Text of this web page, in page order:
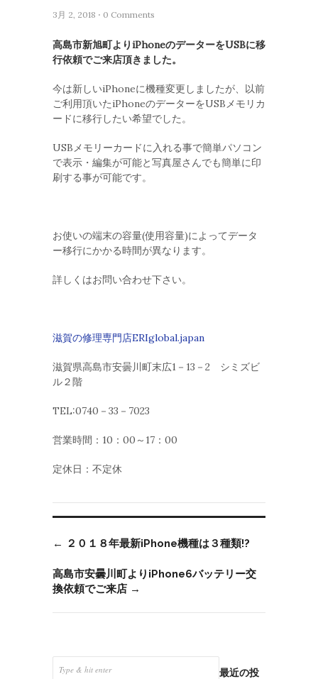
3月 2, 2018 ⋅ 0 Comments
高島市新旭町よりiPhoneのデーターをUSBに移
行依頼でご来店頂きました。
今は新しいiPhoneに機種変更しましたが、以前
ご利用頂いたiPhoneのデーターをUSBメモリカ
ードに移行したい希望でした。
USBメモリーカードに入れる事で簡単パソコン
で表示・編集が可能と写真屋さんでも簡単に印
刷する事が可能です。
お使いの端末の容量(使用容量)によってデータ
ー移行にかかる時間が異なります。
詳しくはお問い合わせ下さい。
滋賀の修理専門店ERIglobal.japan
滋賀県高島市安曇川町末広1－13－2 シミズビ
ル２階
TEL:0740－33－7023
営業時間：10：00～17：00
定休日：不定休
← ２０１８年最新iPhone機種は３種類!?
高島市安曇川町よりiPhone6バッテリー交
換依頼でご来店 →
最近の投